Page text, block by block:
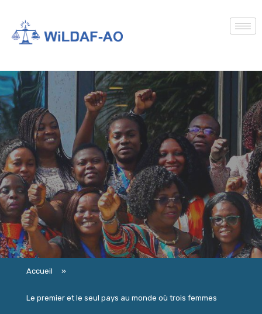
Accueil »
Le premier et le seul pays au monde où trois femmes